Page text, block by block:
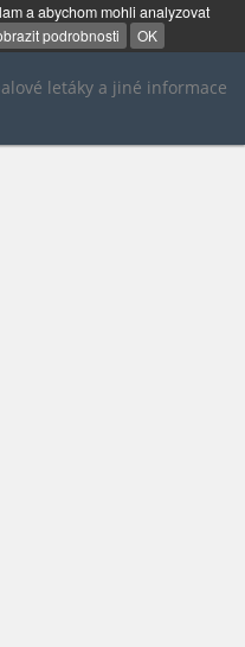
a abychom mohli analyzovat
podrobnosti OK
letáky a jiné informace